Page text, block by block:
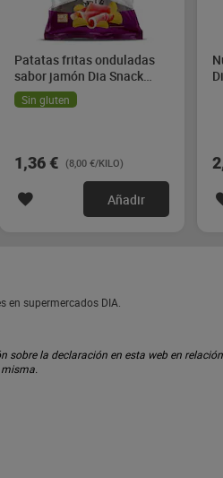
Patatas fritas onduladas
sabor jamón Dia Snack
Maniac 170 g
Sin gluten
1,36 € (8,00 €/KILO)
Añadir
supermercados DIA.
la declaración en esta web en